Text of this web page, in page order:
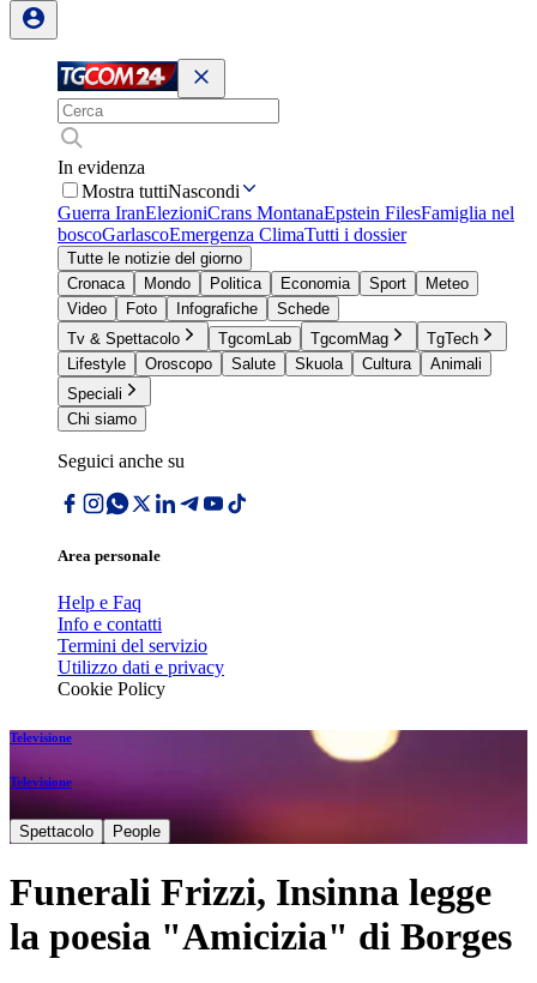
In evidenza
Mostra tuttiNascondi
Guerra IranElezioniCrans MontanaEpstein FilesFamiglia nel
boscoGarlascoEmergenza ClimaTutti i dossier
Tutte le notizie del giorno
Cronaca
Mondo Politica Economia Sport
Meteo
Video
Foto Infografiche
Schede
Tv & Spettacolo
TgcomLab TgcomMag
TgTech
Lifestyle
Oroscopo Salute Skuola Cultura
Animali
Speciali
Chi siamo
Seguici anche su
Area personale
Help e Faq
Info e contatti
Termini del servizio
Utilizzo dati e privacy
Cookie Policy
Televisione
Televisione
Spettacolo People
Funerali Frizzi, Insinna legge
la poesia "Amicizia" di Borges